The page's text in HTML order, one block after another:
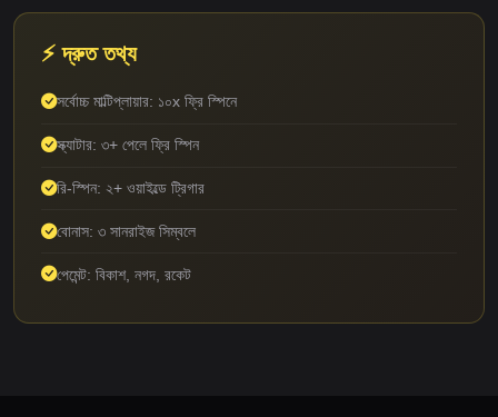
⚡ দ্রুত তথ্য
সর্বোচ্চ মাল্টিপ্লায়ার: ১০x ফ্রি স্পিনে
স্ক্যাটার: ৩+ পেলে ফ্রি স্পিন
রি-স্পিন: ২+ ওয়াইল্ডে ট্রিগার
বোনাস: ৩ সানরাইজ সিম্বলে
পেমেন্ট: বিকাশ, নগদ, রকেট